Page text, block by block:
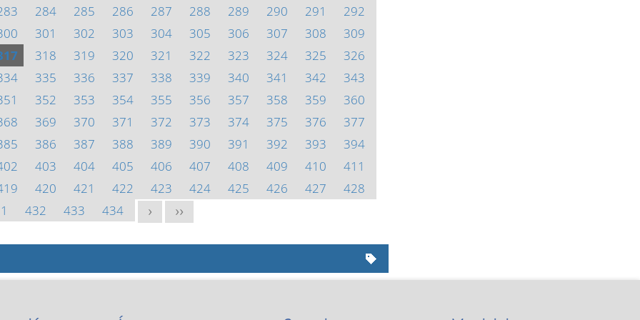
284 285 286 287 288 289 290 291
292
301 302 303 304 305 306 307 308
309
318 319 320 321 322 323 324 325
326
335 336 337 338 339 340 341 342
343
352 353 354 355 356 357 358 359
360
369 370 371 372 373 374 375 376
377
386 387 388 389 390 391 392 393
394
403 404 405 406 407 408 409 410
411
420 421 422 423 424 425 426 427
428
432 433 434 > >>